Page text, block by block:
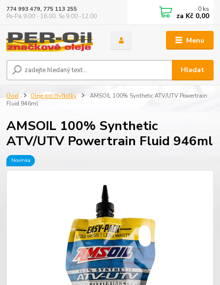
Menu
Hledat
774 993 479, 775 113 255
Po-Pá 9.00 - 16.00, So 9.00 -12.00
0 ks
za Kč 0,00
Úvod Oleje pro čtyřkolky
AMSOIL 100% Synthetic ATV/UTV Powertrain
Fluid 946ml
AMSOIL 100% Synthetic
ATV/UTV Powertrain Fluid 946ml
Novinka